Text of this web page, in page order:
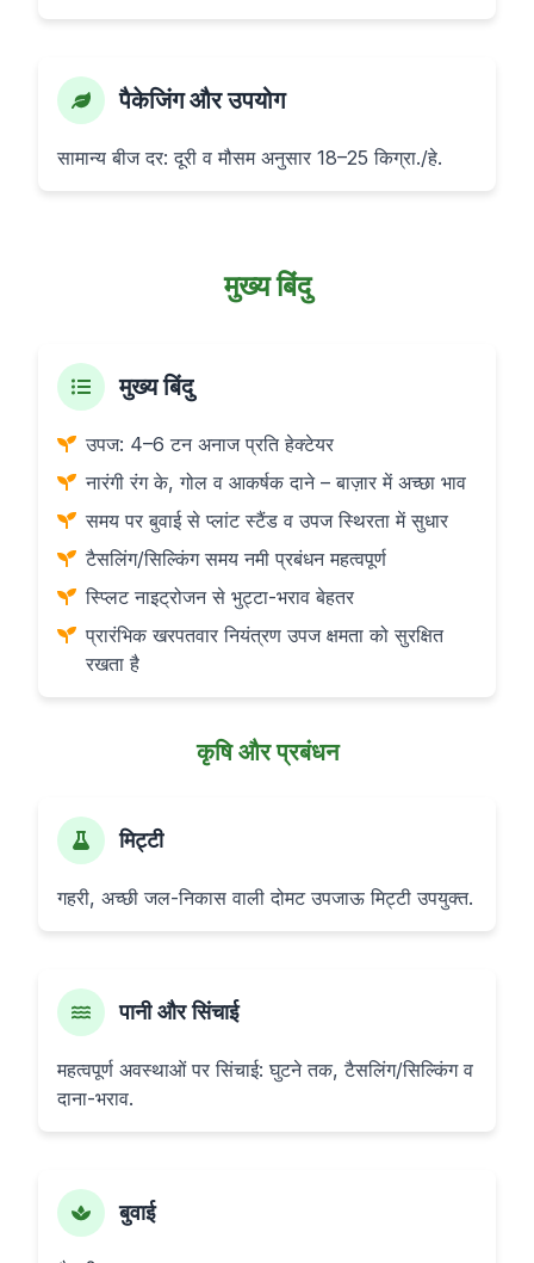
पैकेजिंग और उपयोग
सामान्य बीज दर: दूरी व मौसम अनुसार 18–25 किग्रा./हे.
मुख्य बिंदु
मुख्य बिंदु
उपज: 4–6 टन अनाज प्रति हेक्टेयर
नारंगी रंग के, गोल व आकर्षक दाने – बाज़ार में अच्छा भाव
समय पर बुवाई से प्लांट स्टैंड व उपज स्थिरता में सुधार
टैसलिंग/सिल्किंग समय नमी प्रबंधन महत्वपूर्ण
स्प्लिट नाइट्रोजन से भुट्टा-भराव बेहतर
प्रारंभिक खरपतवार नियंत्रण उपज क्षमता को सुरक्षित
रखता है
कृषि और प्रबंधन
मिट्टी
गहरी, अच्छी जल-निकास वाली दोमट उपजाऊ मिट्टी उपयुक्त.
पानी और सिंचाई
महत्वपूर्ण अवस्थाओं पर सिंचाई: घुटने तक, टैसलिंग/सिल्किंग व
दाना-भराव.
बुवाई